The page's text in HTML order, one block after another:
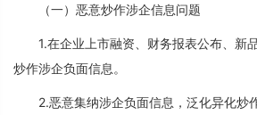
（一）恶意炒作涉企信息问题
1.在企业上市融资、财务报表公布、新
炒作涉企负面信息。
2.恶意集纳涉企负面信息，泛化异化炒